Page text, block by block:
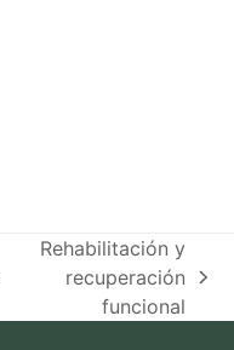
next
post:
Rehabilitación y
recuperación
funcional